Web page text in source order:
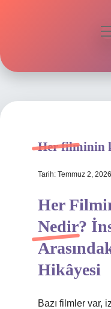
Hakkımızda
Her filminin
Tarih: Temmuz 2, 2026
Her
Nedir?
Hikâyesi
Bazı filmler var,